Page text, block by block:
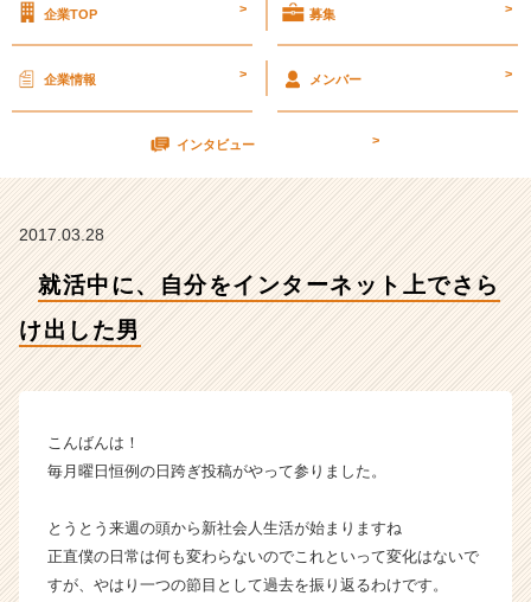
ー
ト
上
し
式
ア
デ
ン
テ
ィ
企業TOP > 募集 >
企業情報 > メンバー >
インタビュー >
2017.03.28
就活中に、自分をインターネット上でさら
け出した男
こんばんは！
毎月曜日恒例の日跨ぎ投稿がやって参りました。
とうとう来週の頭から新社会人生活が始まりますね
正直僕の日常は何も変わらないのでこれといって変化はないで
すが、やはり一つの節目として過去を振り返るわけです。